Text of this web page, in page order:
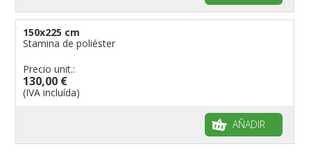
150x225 cm
Stamina de poliéster
Precio unit.:
130,00 €
(IVA incluída)
AÑADIR